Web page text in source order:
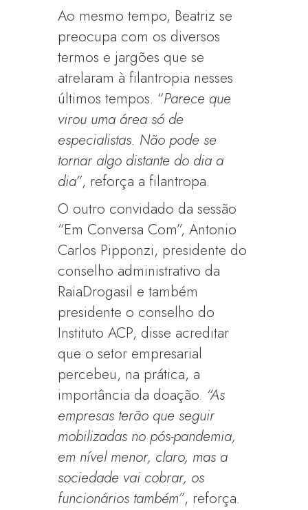
Ao mesmo tempo, Beatriz se
preocupa com os diversos
termos e jargões que se
atrelaram à filantropia nesses
últimos tempos. “Parece que
virou uma área só de
especialistas. Não pode se
tornar algo distante do dia a
dia”, reforça a filantropa.
O outro convidado da sessão
“Em Conversa Com”, Antonio
Carlos Pipponzi, presidente do
conselho administrativo da
RaiaDrogasil e também
presidente o conselho do
Instituto ACP, disse acreditar
que o setor empresarial
percebeu, na prática, a
importância da doação. “As
empresas terão que seguir
mobilizadas no pós-pandemia,
em nível menor, claro, mas a
sociedade vai cobrar, os
funcionários também”, reforça.